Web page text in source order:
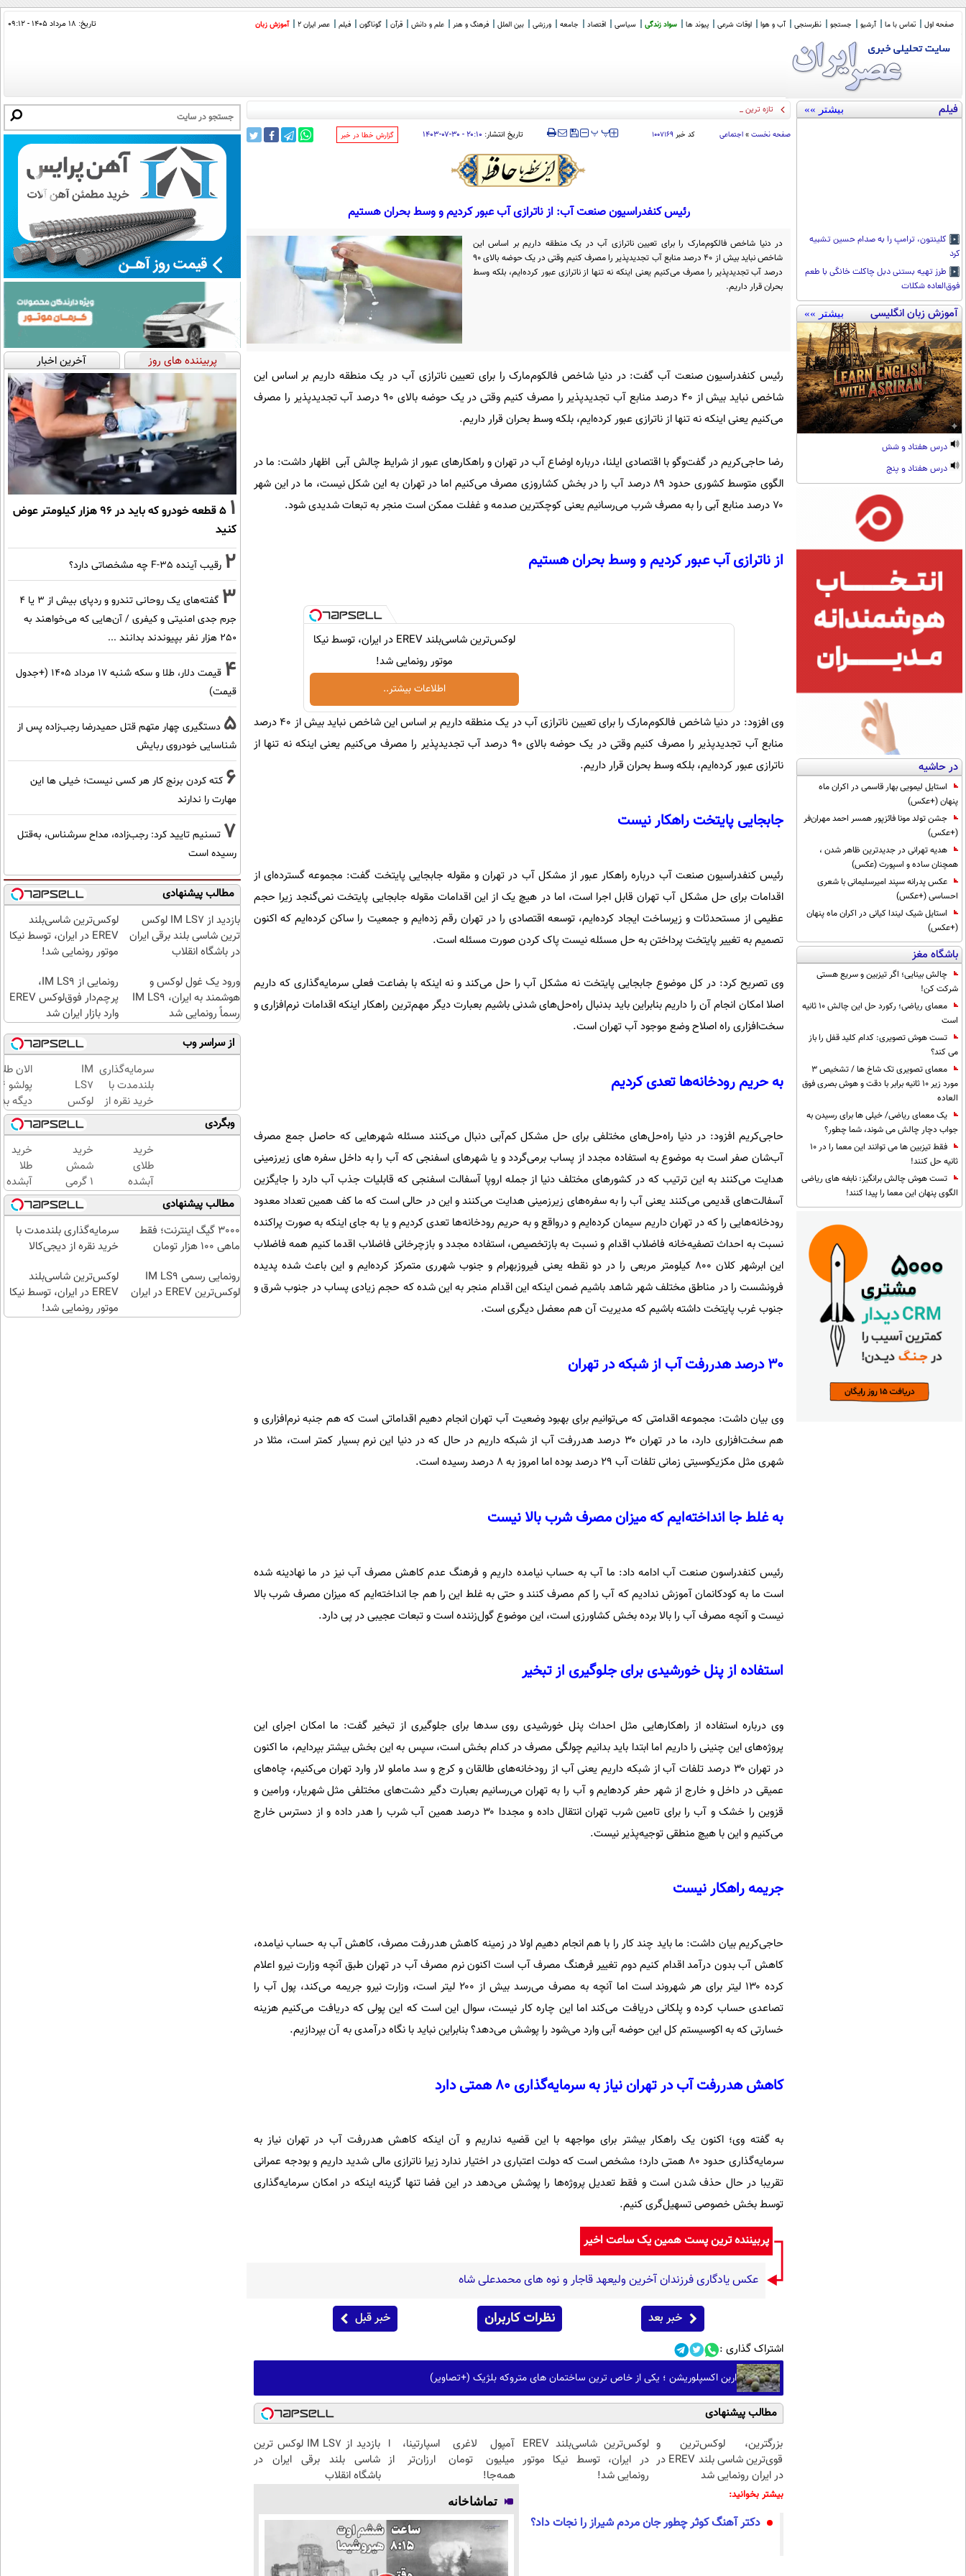
صفحه اول تماس با ما آرشیو جستجو نظرسنجی آب و هوا اوقات شرعی پیوند ها سواد زندگی سیاسی اقتصاد جامعه ورزشی بین الملل فرهنگ و هنر علم و دانش قرآن گوناگون فیلم عصر ایران 2 آموزش زبان تاریخ: ۱۸ مرداد ۱۴۰۵ - ۰۹:۱۲
فیلم بیشتر »»
کلینتون، ترامپ را به صدام حسین تشبیه
کرد
طرز تهیه بستنی دبل چاکلت خانگی با طعم
فوق‌العاده شکلات
آموزش زبان انگلیسی بیشتر »»
درس هفتاد و شش
درس هفتاد و پنج
در حاشیه
استایل لیمویی بهار قاسمی در اکران ماه
پنهان (+عکس)
جشن تولد مونا فائزپور همسر احمد مهران‌فر
(+عکس)
هدیه تهرانی در جدیدترین ظاهر شدن ،
همچنان ساده و اسپورت (عکس)
عکس پدرانه سپند امیرسلیمانی با شعری
احساسی (+عکس)
استایل شیک لیندا کیانی در اکران ماه پنهان
(+عکس)
باشگاه مغز
چالش بینایی؛ اگر تیزبین و سریع هستی
شرکت کن!
معمای ریاضی؛ رکورد حل این چالش 10 ثانیه
است
تست هوش تصویری: کدام کلید قفل را باز
می کند؟
معمای تصویری تک شاخ ها / تشخیص 3
مورد زیر 10 ثانیه برابر با دقت و هوش بصری فوق
العاده
یک معمای ریاضی/ خیلی ها برای رسیدن به
جواب دچار چالش می شوند، شما چطور؟
فقط تیزبین ها می توانند این معما را در 10
ثانیه حل کنند!
تست هوش چالش برانگیز: نابغه های ریاضی
الگوی پنهان این معما را پیدا کنند!
تازه ترین آمار شهدای جنگ 40 رو
صفحه نخست » اجتماعی کد خبر۱۰۰۷۱۶۹ ‍‍‍ پ پ تاریخ انتشار: ۲۰:۱۰ - ۳۰-۰۷-۱۴۰۳ ‌گزارش خطا در خبر
رئیس کنفدراسیون صنعت آب: از ناترازی آب عبور کردیم و وسط بحران هستیم
در دنیا شاخص فالکوم‌مارک را برای تعیین ناترازی آب در یک منطقه داریم بر اساس این
شاخص نباید بیش از ۴۰ درصد منابع آب تجدیدپذیر را مصرف کنیم وقتی در یک حوضه بالای ۹۰
درصد آب تجدیدپذیر را مصرف می‌کنیم یعنی اینکه نه تنها از ناترازی عبور کرده‌ایم، بلکه وسط
بحران قرار داریم.
رئیس کنفدراسیون صنعت آب گفت: در دنیا شاخص فالکوم‌مارک را برای تعیین ناترازی آب در یک منطقه داریم بر اساس این
شاخص نباید بیش از ۴۰ درصد منابع آب تجدیدپذیر را مصرف کنیم وقتی در یک حوضه بالای ۹۰ درصد آب تجدیدپذیر را مصرف
می‌کنیم یعنی اینکه نه تنها از ناترازی عبور کرده‌ایم، بلکه وسط بحران قرار داریم.
رضا حاجی‌کریم در گفت‌وگو با اقتصادی ایلنا، درباره اوضاع آب در تهران و راهکارهای عبور از شرایط چالش آبی اظهار داشت: ما در
الگوی متوسط کشوری حدود ۸۹ درصد آب را در بخش کشاروزی مصرف می‌کنیم اما در تهران به این شکل نیست، ما در این شهر
۷۰ درصد منابع آبی را به مصرف شرب می‌رسانیم یعنی کوچکترین صدمه و غفلت ممکن است منجر به تبعات شدیدی شود.
از ناترازی آب عبور کردیم و وسط بحران هستیم
لوکس‌ترین شاسی‌بلند EREV در ایران، توسط نیکا
موتور رونمایی شد!
اطلاعات بیشتر..
وی افزود: در دنیا شاخص فالکوم‌مارک را برای تعیین ناترازی آب در یک منطقه داریم بر اساس این شاخص نباید بیش از ۴۰ درصد
منابع آب تجدیدپذیر را مصرف کنیم وقتی در یک حوضه بالای ۹۰ درصد آب تجدیدپذیر را مصرف می‌کنیم یعنی اینکه نه تنها از
ناترازی عبور کرده‌ایم، بلکه وسط بحران قرار داریم.
جابجایی پایتخت راهکار نیست
رئیس کنفدراسیون صنعت آب درباره راهکار عبور از مشکل آب در تهران و مقوله جابجایی پایتخت گفت: مجموعه گسترده‌ای از
اقدامات برای حل مشکل آب تهران قابل اجرا است، اما در هیچ یک از این اقدامات مقوله جابجایی پایتخت نمی‌گنجد زیرا حجم
عظیمی از مستحدثات و زیرساخت ایجاد کرده‌ایم، توسعه اقتصادی را در تهران رقم زده‌ایم و جمعیت را ساکن کرده‌ایم که اکنون
تصمیم به تغییر پایتخت پرداختن به حل مسئله نیست پاک کردن صورت مسئله است.
وی تصریح کرد: در کل موضوع جابجایی پایتخت نه مشکل آب را حل می‌کند و نه اینکه با بضاعت فعلی سرمایه‌گذاری که داریم
اصلا امکان انجام آن را داریم بنابراین باید بدنبال راه‌حل‌های شدنی باشیم بعبارت دیگر مهم‌ترین راهکار اینکه اقدامات نرم‌افزاری و
سخت‌افزاری راه اصلاح وضع موجود آب تهران است.
به حریم رودخانه‌ها تعدی کردیم
حاجی‌کریم افزود: در دنیا راه‌حل‌های مختلفی برای حل مشکل کم‌آبی دنبال می‌کنند مسئله شهرهایی که حاصل جمع مصرف
آب‌شان صفر است به موضوع به استفاده مجدد از پساب برمی‌گردد و یا شهرهای اسفنجی که آب را به داخل سفره های زیرزمینی
هدایت می‌کنند به این ترتیب که در کشورهای مختلف دنیا از جمله اروپا آسفالت اسفنجی که قابلیات جذب آب دارد را جایگزین
آسفالت‌های قدیمی می‌کنند یعنی آب را به سفره‌های زیرزمینی هدایت می‌کنند و این در حالی است که ما کف همین تعداد معدود
رودخانه‌هایی را که در تهران داریم سیمان کرده‌ایم و درواقع و به حریم رودخانه‌ها تعدی کردیم و یا به جای اینکه به صورت پراکنده
نسبت به احداث تصفیه‌خانه فاضلاب اقدام و نسبت به بازتخصیص، استفاده مجدد و بازچرخانی فاضلاب اقدما کنیم همه فاضلاب
این ابرشهر کلان ۸۰۰ کیلومتر مربعی را در دو نقطه یعنی فیروزبهرام و جنوب شهرری متمرکز کرده‌ایم و این باعث شده پدیده
فرونشست را در مناطق مختلف شهر شاهد باشیم ضمن اینکه این اقدام منجر به این شده که حجم زیادی پساب در جنوب شرق و
جنوب غرب پایتخت داشته باشیم که مدیریت آن هم معضل دیگری است.
۳۰ درصد هدررفت آب از شبکه در تهران
وی بیان داشت: مجموعه اقدامتی که می‌توانیم برای بهبود وضعیت آب تهران انجام دهیم اقداماتی است که هم جنبه نرم‌افزاری و
هم سخت‌افزاری دارد، ما در تهران ۳۰ درصد هدررفت آب از شبکه داریم در حال که در دنیا این نرم بسیار کمتر است، مثلا در
شهری مثل مکزیکوسیتی زمانی تلفات آب ۲۹ درصد بوده اما امروز به ۸ درصد رسیده است.
به غلط جا انداخته‌ایم که میزان مصرف شرب بالا نیست
رئیس کنفدراسون صنعت آب ادامه داد: ما آب به حساب نیامده داریم و فرهنگ عدم کاهش مصرف آب نیز در ما نهادینه شده
است ما به کودکانمان آموزش ندادیم که آب را کم مصرف کنند و حتی به غلط این را هم جا انداخته‌ایم که میزان مصرف شرب بالا
نیست و آنچه مصرف آب را بالا برده بخش کشاورزی است، این موضوع گول‌زننده است و تبعات عجیبی در پی دارد.
استفاده از پنل خورشیدی برای جلوگیری از تبخیر
وی درباره استفاده از راهکارهایی مثل احداث پنل خورشیدی روی سدها برای جلوگیری از تبخیر گفت: ما امکان اجرای این
پروژه‌های این چنینی را داریم اما ابتدا باید بدانیم چولگی مصرف در کدام بخش است، سپس به این بخش بیشتر بپردایم، ما اکنون
در تهران ۳۰ درصد تلفات آب از شبکه داریم یعنی آب از رودخانه‌های طالقان و کرج و سد ماملو لار وارد تهران می‌کنیم، چاه‌های
عمیقی در داخل و خارج از شهر حفر کرده‍‌ایم و آب را به تهران می‌رسانیم بعبارت دگیر دشت‌های مختلفی مثل شهریار، ورامین و
قزوین را خشک و آب را برای تامین شرب تهران انتقال داده و مجددا ۳۰ درصد همین آب شرب را هدر داده و از دسترس خارج
می‌کنیم و این با هیچ منطقی توجیه‌پذیر نیست.
جریمه راهکار نیست
حاجی‌کریم بیان داشت: ما باید چند کار را با هم انجام دهیم اولا در زمینه کاهش هدررفت مصرف، کاهش آب به حساب نیامده،
کاهش آب بدون درآمد اقدام کنیم دوم تغییر فرهنگ مصرف آب است اکنون نرم مصرف آب در تهران طبق آنچه وزارت نیرو اعلام
کرده ۱۳۰ لیتر برای هر شهروند است اما آنچه به مصرف می‌رسد بیش از ۲۰۰ لیتر است، وزارت نیرو جریمه می‌کند، پول آب را
تصاعدی حساب کرده و پلکانی دریافت می‌کند اما این چاره کار نیست، سوال این است که این پولی که دریافت می‌کنیم هزینه
خسارتی که به اکوسیستم کل این حوضه آبی وارد می‌شود را پوشش می‌دهد؟ بنابراین نباید با نگاه درآمدی به آن بپردازیم.
کاهش هدررفت آب در تهران نیاز به سرمایه‌گذاری ۸۰ همتی دارد
به گفته وی؛ اکنون یک راهکار بیشتر برای مواجهه با این قضیه نداریم و آن اینکه کاهش هدررفت آب در تهران نیاز به
سرمایه‌گذاری حدود ۸۰ همتی دارد؛ مشخص است که دولت اعتباری در اختیار ندارد زیرا ناترازی مالی شدید داریم و بودجه عمرانی
تقریبا در حال حذف شدن است و فقط تعدیل پروژه‌ها را پوشش می‌دهد در این فضا تنها گزینه اینکه در امکان سرمایه‌گذاری
توسط بخش خصوصی تسهیل‌گری کنیم.
پربیننده ترین پست همین یک ساعت اخیر
عکس یادگاری فرزندان آخرین ولیعهد قاجار و نوه های محمدعلی شاه
خبر بعد نظرات کاربران خبر قبل
اشتراک گذاری :
اربن اکسپلوریشن ؛ یکی از خاص ترین ساختمان های متروکه بلژیک (+تصاویر)
مطالب پیشنهادی
بزرگترین، لوکس‌ترین و
قوی‌ترین شاسی بلند EREV در
در ایران رونمایی شد
لوکس‌ترین شاسی‌بلند EREV
در ایران، توسط نیکا موتور
رونمایی شد!
آمپول لاغری اسپارتینا، ا
میلیون تومان ارزان‌تر از
همه‌جا!
بازدید از IM LS7 لوکس ترین
شاسی بلند برقی ایران در
باشگاه انقلاب
بیشتر بخوانید:
دکتر آهنگ کوثر چطور جان مردم شیراز را نجات داد؟
تماشاخانه
پربیننده های روز آخرین اخبار
1
۵ قطعه خودرو که باید در ۹۶ هزار کیلومتر عوض
کنید
2 رقیب آینده F-35 چه مشخصاتی دارد؟
3
گفته‌های یک روحانی تندرو و ردپای بیش از ۳ یا ۴
جرم جدی امنیتی و کیفری / آن‌هایی که می‌خواهند به
۲۵۰ هزار نفر بپیوندند بدانند ...
4
قیمت دلار، طلا و سکه شنبه ۱۷ مرداد ۱۴۰۵ (+جدول
قیمت)
5 دستگیری چهار متهم قتل حمیدرضا رجب‌زاده پس از
شناسایی خودروی ربایش
6 کته کردن برنج کار هر کسی نیست؛ خیلی ها این
مهارت را ندارند
7 تسنیم تایید کرد: رجب‌زاده، مداح سرشناس، به‌قتل
رسیده است
مطالب پیشنهادی
بازدید از IM LS7 لوکس
ترین شاسی بلند برقی ایران
در باشگاه انقلاب
لوکس‌ترین شاسی‌بلند
EREV در ایران، توسط نیکا
موتور رونمایی شد!
ورود یک غول لوکس و
هوشمند به ایران، IM LS9
رسماً رونمایی شد
رونمایی از IM LS9،
پرچم‌دار فوق‌لوکس EREV
وارد بازار ایران شد
از سراسر وب
سرمایه‌گذاری
بلندمدت با
خرید نقره از
دیجی‌کالا
IM
LS7
لوکس
ترین
شاسی
بلند
برقی
ایران
الان
دیگه
طلا با
بی‌بهره
وبگردی
خرید
طلای
آبشده
حتی با
۱۰۰هزارتومان
خرید
شمش
1 گرمی
از
طلاسی
خرید
طلا
آبشده
با 100
هزار
تومن
مطالب پیشنهادی
3000 گیگ اینترنت؛ فقط
ماهی 100 هزار تومان
سرمایه‌گذاری بلندمدت با
خرید نقره از دیجی‌کالا
رونمایی رسمی IM LS9
لوکس‌ترین EREV در ایران
لوکس‌ترین شاسی‌بلند
EREV در ایران، توسط نیکا
موتور رونمایی شد!